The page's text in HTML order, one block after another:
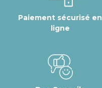
Paiement sécurisé en
ligne